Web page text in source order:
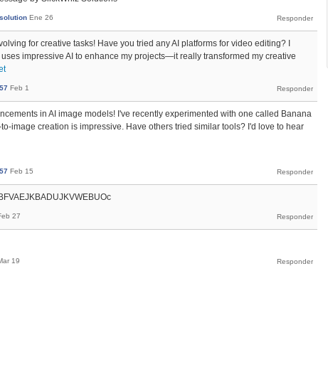
Ene 26
for creative tasks! Have you tried any AI platforms for video editing? I
impressive AI to enhance my projects—it really transformed my creative
Feb 1
in AI image models! I've recently experimented with one called Banana
image creation is impressive. Have others tried similar tools? I'd love to hear
Feb 15
27
19